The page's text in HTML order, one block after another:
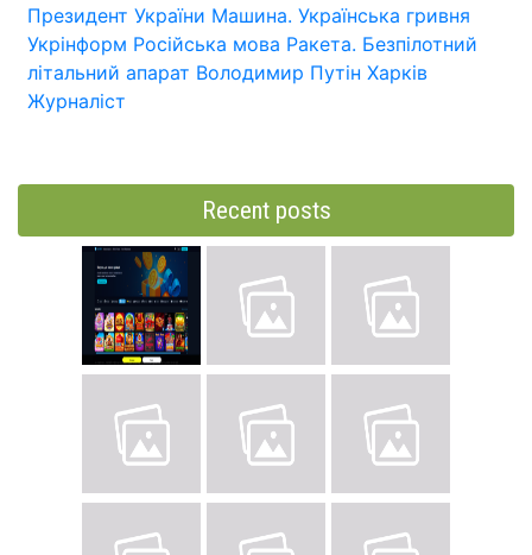
Президент України Машина. Українська гривня
Укрінформ Російська мова Ракета. Безпілотний
літальний апарат Володимир Путін Харків
Журналіст
Recent posts